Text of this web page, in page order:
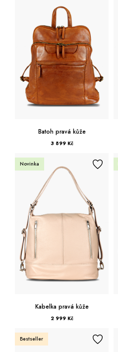
Prodejny
Dárkové poukazy
Extra výhodné
Bundy a kabáty -50 %
Česky
Od nejdražšího
Šedá
Béžová
Hnědá
Červená
Batoh pravá kůže
3 899 Kč
Novinka
Kabelka pravá kůže
2 999 Kč
Bestseller